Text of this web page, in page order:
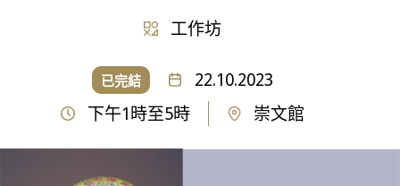
工作坊
已完結
22.10.2023
下午1時至5時
崇文館